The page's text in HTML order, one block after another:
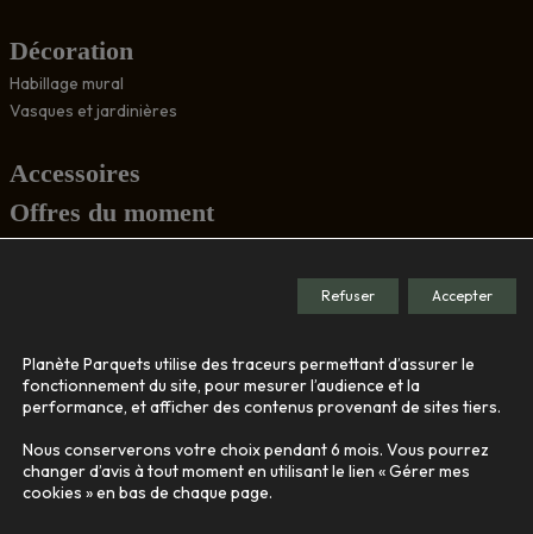
Décoration
Habillage mural
Vasques et jardinières
Accessoires
Offres du moment
Le showroom
Nos engagements
Contact
Planète Parquets utilise des traceurs permettant d’assurer le
fonctionnement du site, pour mesurer l’audience et la
performance, et afficher des contenus provenant de sites tiers.
Nous conserverons votre choix pendant 6 mois. Vous pourrez
changer d’avis à tout moment en utilisant le lien « Gérer mes
cookies » en bas de chaque page.
Accepter
Refuser